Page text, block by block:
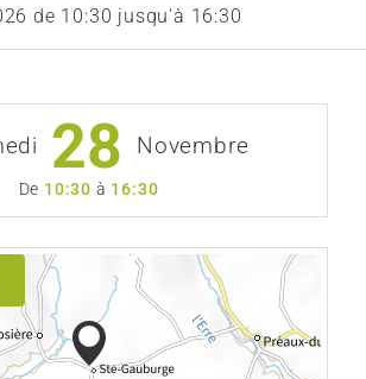
de 10:30 jusqu'à 16:30
28 Novembre
De 10:30 à 16:30